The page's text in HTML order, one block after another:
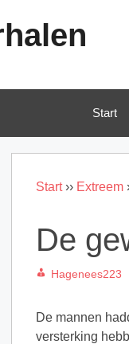
Start
Start›› Extreem
De
Hagenees223
De mannen
versterking